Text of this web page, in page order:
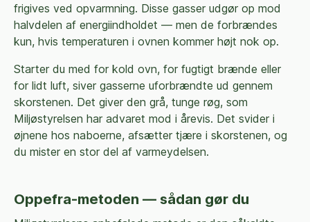
frigives ved opvarmning. Disse gasser udgør op mod
halvdelen af energiindholdet — men de forbrændes
kun, hvis temperaturen i ovnen kommer højt nok op.
Starter du med for kold ovn, for fugtigt brænde eller
for lidt luft, siver gasserne uforbrændte ud gennem
skorstenen. Det giver den grå, tunge røg, som
Miljøstyrelsen har advaret mod i årevis. Det svider i
øjnene hos naboerne, afsætter tjære i skorstenen, og
du mister en stor del af varmeydelsen.
Oppefra-metoden — sådan gør du